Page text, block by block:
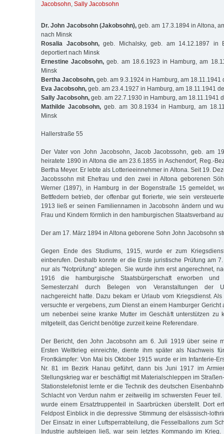
Jacobsohn, Sally Jacobsohn
Dr. John Jacobsohn (Jakobsohn),geb. am 17.3.1894 in Altona,
nach Minsk
Rosalia Jacobsohn,geb. Michalsky, geb. am 14.12.1897 in
deportiert nach Minsk
Ernestine Jacobsohn, geb. am 18.6.1923 in Hamburg, am
Minsk
Bertha Jacobsohn, geb. am 9.3.1924 in Hamburg, am 18.11.1941
Eva Jacobsohn, geb. am 23.4.1927 in Hamburg, am 18.11.1941
Sally Jacobsohn, geb. am 22.7.1930 in Hamburg, am 18.11.1941
Mathilde Jacobsohn,geb. am 30.8.1934 in Hamburg, am
Minsk
Hallerstraße 55
Der Vater von John Jacobsohn, Jacob Jacobssohn, geb. am
heiratete 1890 in Altona die am 23.6.1855 in Aschendorf, Reg.-
Bertha Meyer. Er lebte als Lotterieeinnehmer in Altona. Seit 19.
Jacobssohn mit Ehefrau und den zwei in Altona geborenen
Werner (1897), in Hamburg in der Bogenstraße 15 gemeldet,
Bettfedern betrieb, der offenbar gut florierte, wie sein
1913 ließ er seinen Familiennamen in Jacobsohn ändern und
Frau und Kindern förmlich in den hamburgischen Staatsverband
Der am 17. März 1894 in Altona geborene Sohn John Jacobsohn
Gegen Ende des Studiums, 1915, wurde er zum
einberufen. Deshalb konnte er die Erste juristische Prüfung am
nur als "Notprüfung" ablegen. Sie wurde ihm erst angerechnet,
1916 die hamburgische Staatsbürgerschaft erworben und
Semesterzahl durch Belegen von Veranstaltungen der
nachgereicht hatte. Dazu bekam er Urlaub vom Kriegsdienst.
versuchte er vergebens, zum Dienst an einem Hamburger Gericht
um nebenbei seine kranke Mutter im Geschäft unterstützen zu
mitgeteilt, das Gericht benötige zurzeit keine Referendare.
Der Bericht, den John Jacobsohn am 6. Juli 1919 über seine
Ersten Weltkrieg einreichte, diente ihm später als Nachweis
Frontkämpfer: Von Mai bis Oktober 1915 wurde er im Infanterie-
Nr. 81 im Bezirk Hanau geführt, dann bis Juni 1917 im
Stellungskrieg war er beschäftigt mit Materialschleppen im
Stationstelefonist lernte er die Technik des deutschen
Schlacht von Verdun nahm er zeitweilig im schwersten Feuer
wurde einem Ersatztruppenteil in Saarbrücken überstellt. Dort
Feldpost Einblick in die depressive Stimmung der elsässisch-
Der Einsatz in einer Luftsperrabteilung, die Fesselballons zum
Industrie aufsteigen ließ, war sein letztes Kommando im